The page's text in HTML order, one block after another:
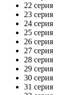
22 серия
23 серия
24 серия
25 серия
26 серия
27 серия
28 серия
29 серия
30 серия
31 серия